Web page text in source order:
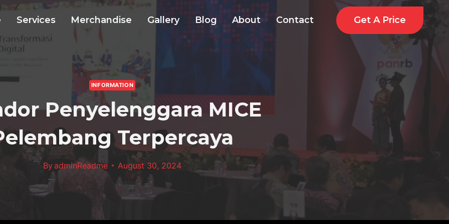
Services Merchandise Gallery Blog About Contact Get A Price
INFORMATION
Penyelenggara MICE
Terpercaya
ByadminReadme August 30, 2024